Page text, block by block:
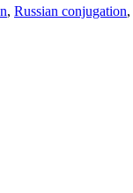
, Russian conjugation,